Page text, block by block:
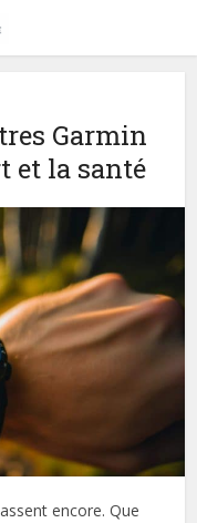
Garmin
et la santé
encore. Que